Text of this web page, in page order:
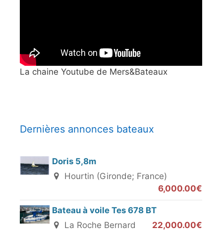
La chaine Youtube de Mers&Bateaux
Dernières annonces bateaux
Doris 5,8m
Hourtin (Gironde; France)
6,000.00€
Bateau à voile Tes 678 BT
La Roche Bernard
22,000.00€